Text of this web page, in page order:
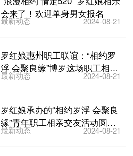
会来了！欢迎单身男女报名
最新动态 2024-08-21
罗红娘惠州职工联谊：“相约罗
浮 会聚良缘”博罗这场职工相亲
交友活动圆满结束
最新动态 2024-08-21
罗红娘承办的“相约罗浮 会聚良
缘”青年职工相亲交友活动圆满
结束
最新动态 2024-08-21